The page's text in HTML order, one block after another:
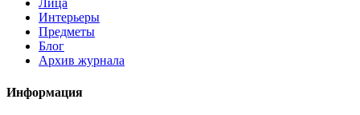
Лица
Интерьеры
Предметы
Блог
Архив журнала
Информация